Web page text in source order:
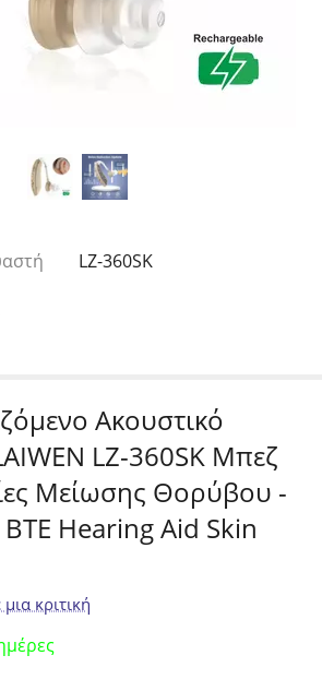
LZ-360SK
Ακουστικό
LZ-360SK Μπεζ
Μείωσης Θορύβου -
Hearing Aid Skin
κριτική